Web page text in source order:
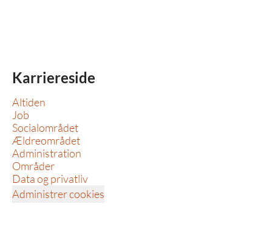
Karriereside
Altiden
Job
Socialområdet
Ældreområdet
Administration
Områder
Data og privatliv
Administrer cookies